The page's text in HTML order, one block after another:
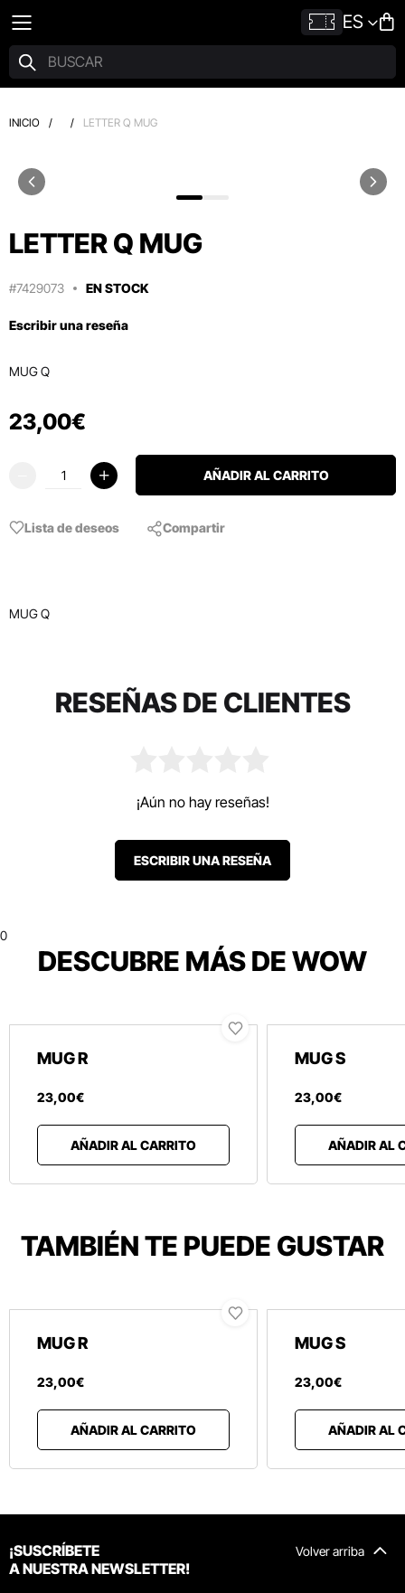
ES
INICIO / / LETTER Q MUG
LETTER Q MUG
#7429073 EN STOCK
Escribir una reseña
MUG Q
23,00€
AÑADIR AL CARRITO
Lista de deseos Compartir
MUG Q
RESEÑAS DE CLIENTES
¡Aún no hay reseñas!
ESCRIBIR UNA RESEÑA
0
DESCUBRE MÁS DE WOW
MUG R
23,00€
AÑADIR AL CARRITO
MUG S
23,00€
AÑADIR AL
TAMBIÉN TE PUEDE GUSTAR
MUG R
23,00€
AÑADIR AL CARRITO
MUG S
23,00€
AÑADIR AL
Volver arriba
¡SUSCRÍBETE
A NUESTRA NEWSLETTER!